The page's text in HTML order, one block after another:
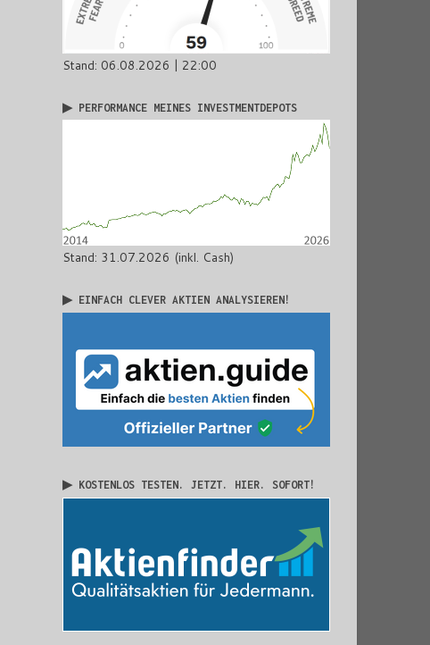
Stand: 06.08.2026 | 22:00
▶ PERFORMANCE MEINES INVESTMENTDEPOTS
Stand: 31.07.2026 (inkl. Cash)
▶ EINFACH CLEVER AKTIEN ANALYSIEREN!
▶ KOSTENLOS TESTEN. JETZT. HIER. SOFORT!